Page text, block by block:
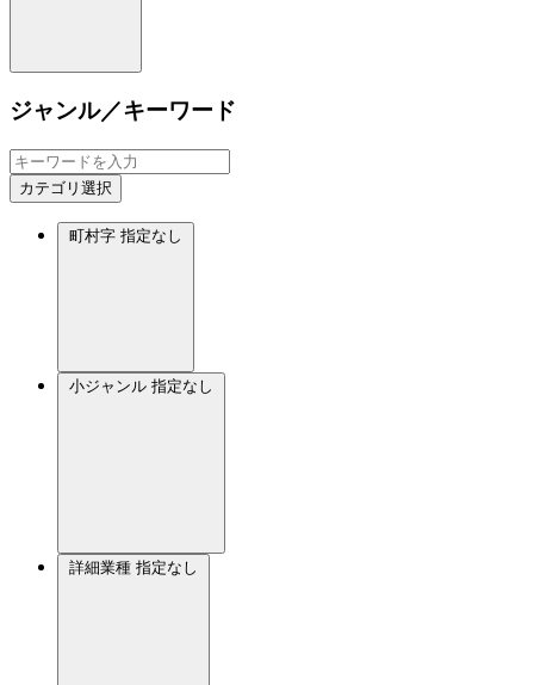
ジャンル／キーワード
カテゴリ選択
町村字 指定なし
小ジャンル 指定なし
詳細業種 指定なし